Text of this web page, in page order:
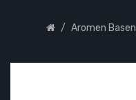
Aromen Basen